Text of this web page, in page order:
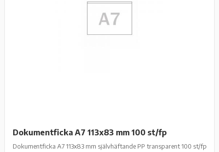
Dokumentficka A7 113x83 mm 100 st/fp
Dokumentficka A7 113x83 mm självhäftande PP transparent 100 st/fp